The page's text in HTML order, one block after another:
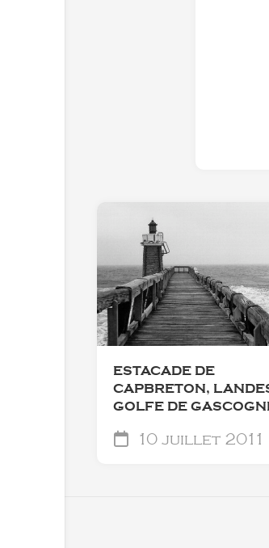
ESTACADE DE
CAPBRETON,
GOLFE DE
10 juillet 2011